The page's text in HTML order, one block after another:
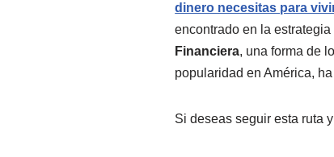
dinero necesitas para
encontrado en la estrategia
Financiera, una forma de
popularidad en América,
Si deseas seguir esta ruta